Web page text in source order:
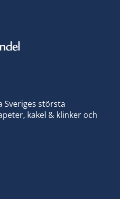
Sveriges största
kakel & klinker och